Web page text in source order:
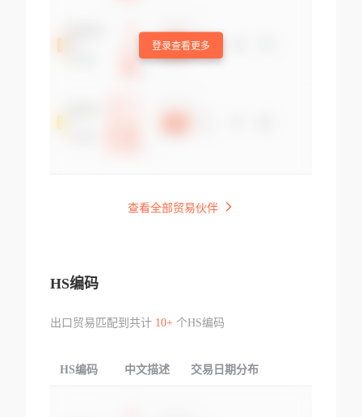
登录查看更多
查看全部贸易伙伴
HS编码
出口贸易匹配到共计 10+个HS编码
HS编码 中文描述 交易日期分布